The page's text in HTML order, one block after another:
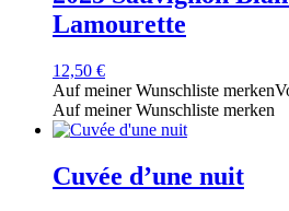
Lamourette
12,50 €
Auf meiner Wunschliste merken
Auf meiner Wunschliste merken
Cuvée d’une nuit